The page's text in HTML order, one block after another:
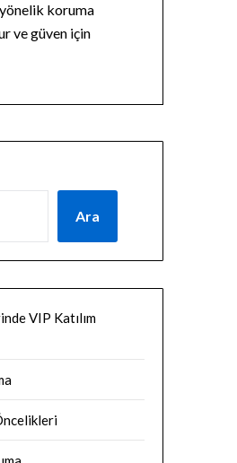
koruma
ve güven için
Ara
VIP Katılım